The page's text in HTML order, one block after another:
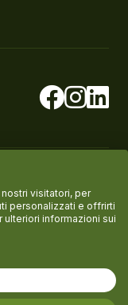
visitatori, per
personalizzati e offrirti
informazioni sui